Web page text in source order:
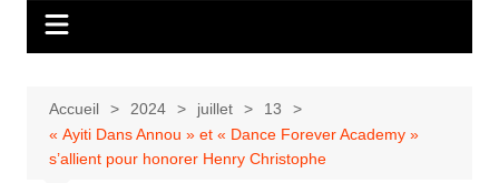
Accueil 2024 juillet
13
« Ayiti Dans Annou » et « Dance Forever Academy »
s’allient pour honorer Henry Christophe